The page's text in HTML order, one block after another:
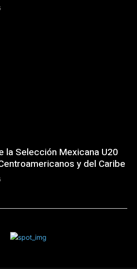
la Selección Mexicana U20
y del Caribe